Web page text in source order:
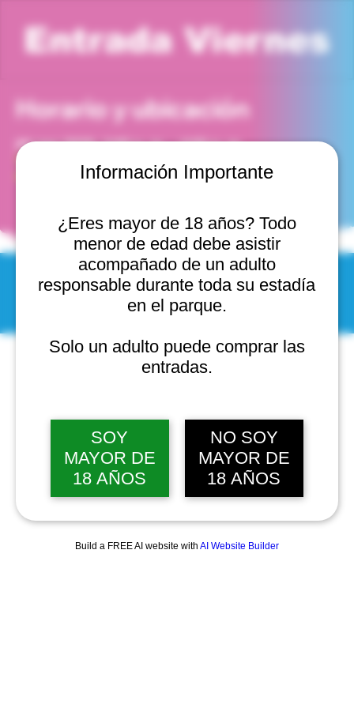
Información Importante
¿Eres mayor de 18 años? Todo
menor de edad debe asistir
acompañado de un adulto
responsable durante toda su estadía
en el parque.
Solo un adulto puede comprar las
entradas.
SOY
MAYOR DE
18 AÑOS
NO SOY
MAYOR DE
18 AÑOS
Build a FREE AI website with AI Website Builder
Entrada Viernes
Horario y ubicación
24 ago 2029, 3:00 p. m. – 4:00 p. m.
Viña del Mar, Cam. Internacional 2440, 2541754 Viña
del Mar, Valparaíso, Chile